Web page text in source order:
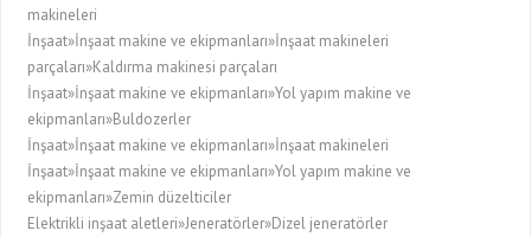
makineleri
İnşaat»İnşaat makine ve ekipmanları»İnşaat makineleri
parçaları»Kaldırma makinesi parçaları
İnşaat»İnşaat makine ve ekipmanları»Yol yapım makine ve
ekipmanları»Buldozerler
İnşaat»İnşaat makine ve ekipmanları»İnşaat makineleri
İnşaat»İnşaat makine ve ekipmanları»Yol yapım makine ve
ekipmanları»Zemin düzelticiler
Elektrikli inşaat aletleri»Jeneratörler»Dizel jeneratörler